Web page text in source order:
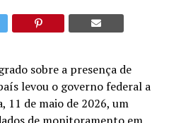
sobre a presença de
levou o governo federal a
11 de maio de 2026, um